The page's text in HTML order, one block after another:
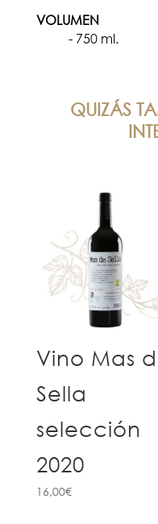
VOLUMEN
- 750 ml.
QUIZÁS
Vino Mas
Sella
selección
2020
16,00€